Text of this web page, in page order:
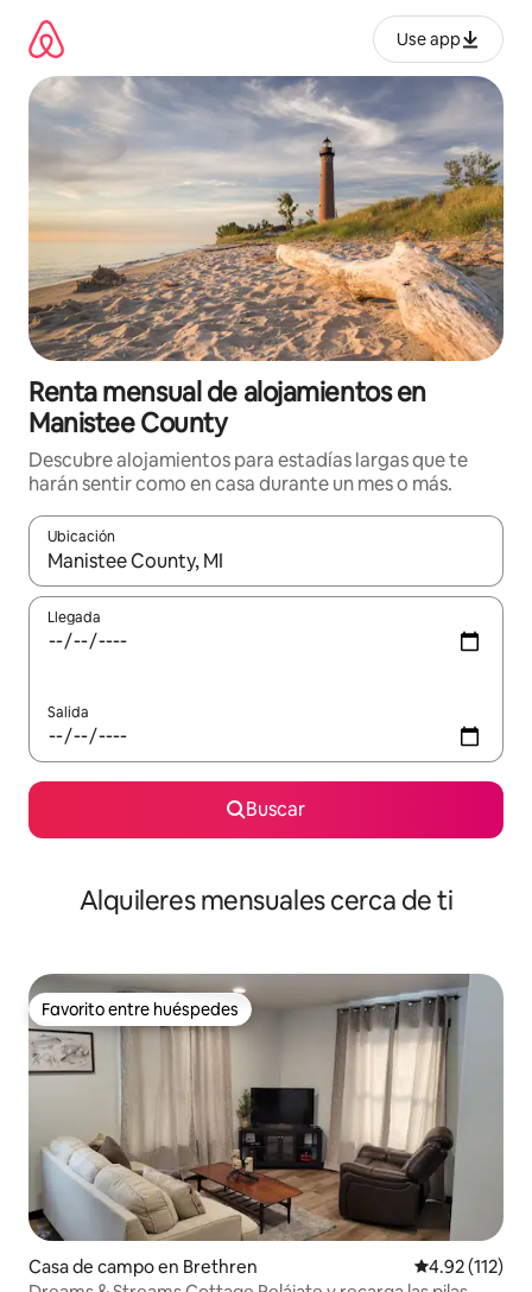
contenido
Use app
Renta mensual de alojamientos en
Manistee County
Descubre alojamientos para estadías largas que te
harán sentir como en casa durante un mes o más.
Ubicación
Cuando los resultados estén disponibles, navega con las
Llegada
Salida
Buscar
Alquileres mensuales cerca de ti
Favorito entre huéspedes
Favorito entre huéspedes
Casa de campo en Brethren Calificación
4.92 (112)